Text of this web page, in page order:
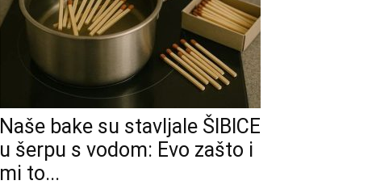
Naše bake su stavljale ŠIBICE
u šerpu s vodom: Evo zašto i
mi to...